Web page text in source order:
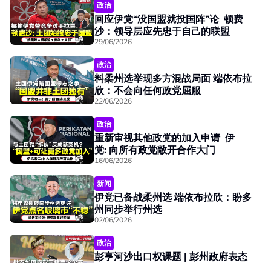
政治
回应伊党“没国盟就投国阵”论 顿费
沙：领导层应先忠于自己的联盟
29/06/2026
政治
料柔州选举现多方混战局面 端依布拉
欣：不会向任何政党屈服
22/06/2026
政治
重新审视其他政党的加入申请 伊
党: 向所有政党敞开合作大门
16/06/2026
新闻
伊党已备战柔州选 端依布拉欣：盼多
州同步举行州选
02/06/2026
政治
彭亨河沙出口权课题 | 彭州政府表态